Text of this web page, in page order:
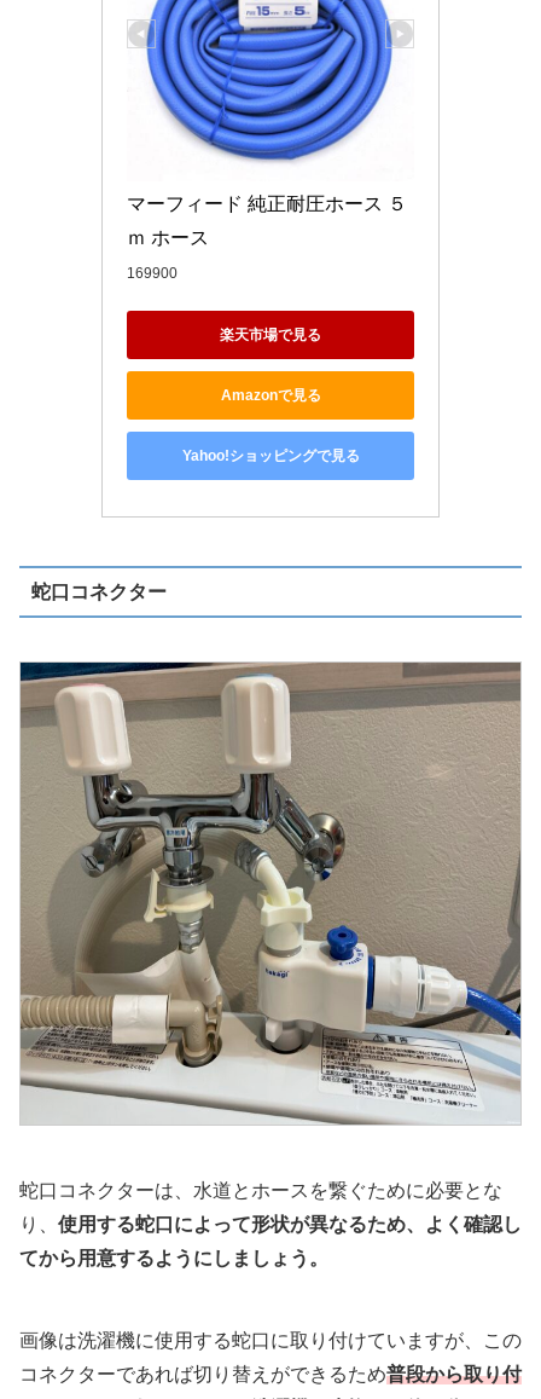
マーフィード 純正耐圧ホース ５
ｍ ホース
169900
楽天市場で見る
Amazonで見る
Yahoo!ショッピングで見る
蛇口コネクター
蛇口コネクターは、水道とホースを繋ぐために必要とな
り、 使用する蛇口によって形状が異なるため、よく確認し
てから用意するようにしましょう。
画像は洗濯機に使用する蛇口に取り付けていますが、この
コネクターであれば切り替えができるため普段から取り付